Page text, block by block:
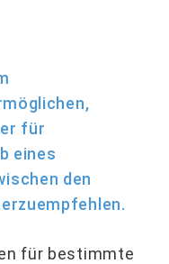
für
eines
den
für be­stimmte